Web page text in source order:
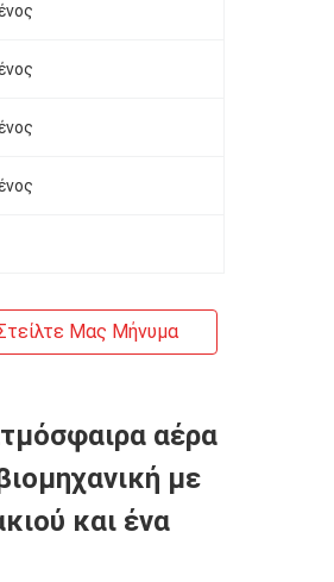
Μας Μήνυμα
αέρα
με
και ένα